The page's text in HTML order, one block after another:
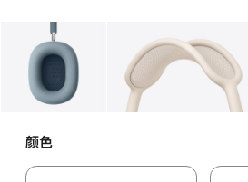
图库 1 图库 图像
颜色